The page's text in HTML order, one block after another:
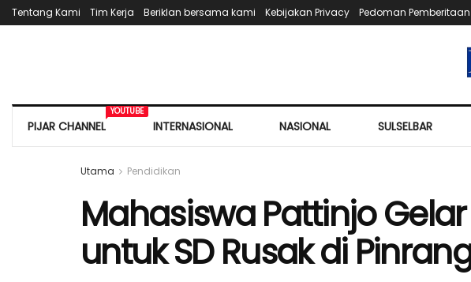
Tentang Kami Tim Kerja Beriklan bersama kami Kebijakan Privacy Pedoman Pemberitaan
PIJAR CHANNEL
YOUTUBE
INTERNASIONAL NASIONAL SULSELBAR
Utama Pendidikan
Mahasiswa Pattinjo
untuk SD Rusak di